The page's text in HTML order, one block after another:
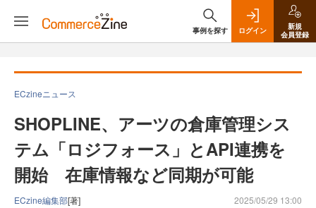
事例を探す ログイン
新規
会員登録
ECzineニュース
SHOPLINE、アーツの倉庫管理シス
テム「ロジフォース」とAPI連携を
開始 在庫情報など同期が可能
ECzine編集部[著] 2025/05/29 13:00